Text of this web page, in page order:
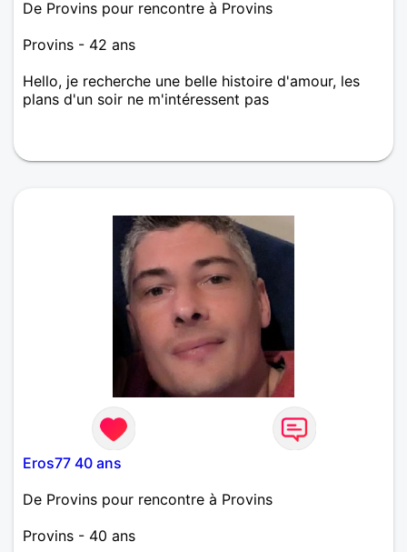
De Provins pour rencontre à Provins
Provins - 42 ans
Hello, je recherche une belle histoire d'amour, les
plans d'un soir ne m'intéressent pas
Eros77 40 ans
De Provins pour rencontre à Provins
Provins - 40 ans